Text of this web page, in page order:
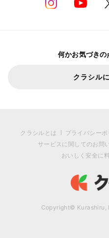
何かお気づきの
クラシル
クラシルとは プライバシーポ
サービスに関してのお問
おいしく安全に
Copyright© Kurashiru,